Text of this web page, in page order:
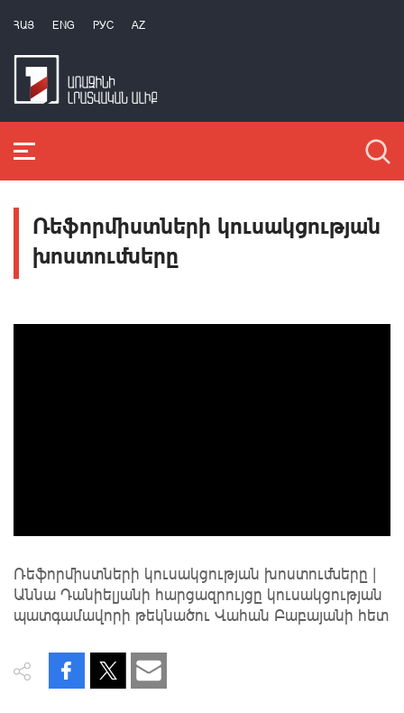
ՀԱՅ ENG РУС AZ
Ռեֆորմիստների կուսակցության
խոստումները
Ռեֆորմիստների կուսակցության խոստումները |
Աննա Դանիելյանի հարցազրույցը կուսակցության
պատգամավորի թեկնածու Վահան Բաբայանի հետ